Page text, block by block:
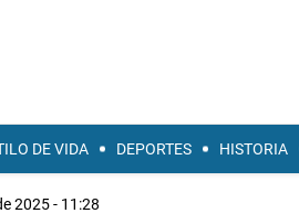
DE VIDA DEPORTES HISTORIA
2025 - 11:28